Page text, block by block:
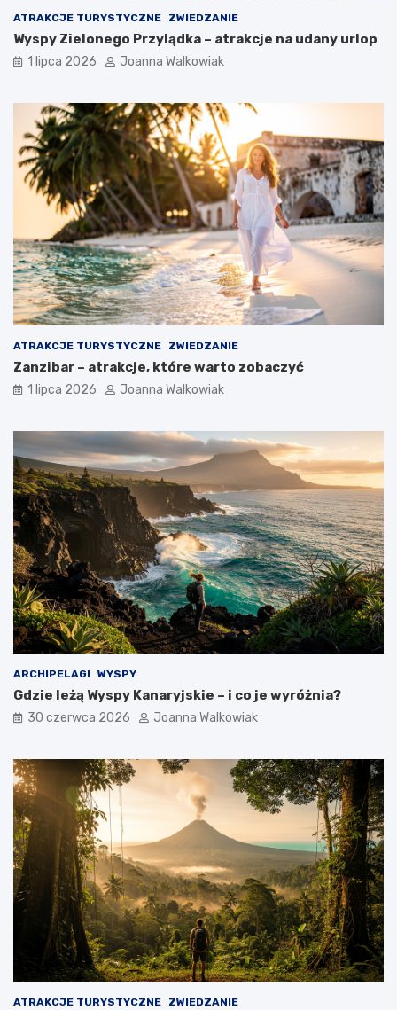
ATRAKCJE TURYSTYCZNE ZWIEDZANIE
Wyspy Zielonego Przylądka – atrakcje na udany urlop
1 lipca 2026 Joanna Walkowiak
ATRAKCJE TURYSTYCZNE ZWIEDZANIE
Zanzibar – atrakcje, które warto zobaczyć
1 lipca 2026 Joanna Walkowiak
ARCHIPELAGI WYSPY
Gdzie leżą Wyspy Kanaryjskie – i co je wyróżnia?
30 czerwca 2026 Joanna Walkowiak
ATRAKCJE TURYSTYCZNE ZWIEDZANIE